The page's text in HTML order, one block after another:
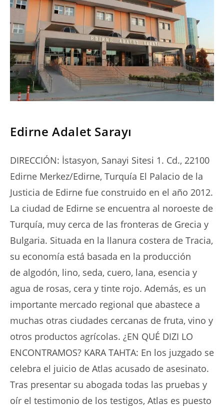
Edirne Adalet Sarayı
DIRECCIÓN: İstasyon, Sanayi Sitesi 1. Cd., 22100
Edirne Merkez/Edirne, Turquía El Palacio de la
Justicia de Edirne fue construido en el año 2012.
La ciudad de Edirne se encuentra al noroeste de
Turquía, muy cerca de las fronteras de Grecia y
Bulgaria. Situada en la llanura costera de Tracia,
su economía está basada en la producción
de algodón, lino, seda, cuero, lana, esencia y
agua de rosas, cera y tinte rojo. Además, es un
importante mercado regional que abastece a
muchas otras ciudades cercanas de fruta, vino y
otros productos agrícolas. ¿EN QUÉ DIZI LO
ENCONTRAMOS? KARA TAHTA: En los juzgado se
celebra el juicio de Atlas acusado de asesinato.
Tras presentar su abogada todas las pruebas y
oír el testimonio de los testigos, Atlas es puesto